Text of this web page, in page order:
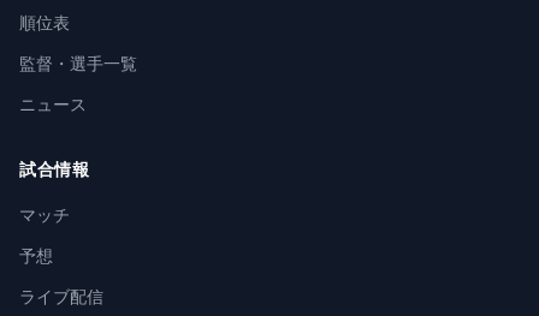
順位表
監督・選手一覧
ニュース
試合情報
マッチ
予想
ライブ配信